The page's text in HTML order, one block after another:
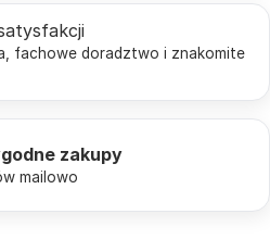
fachowe doradztwo i znakomite
zakupy
mailowo